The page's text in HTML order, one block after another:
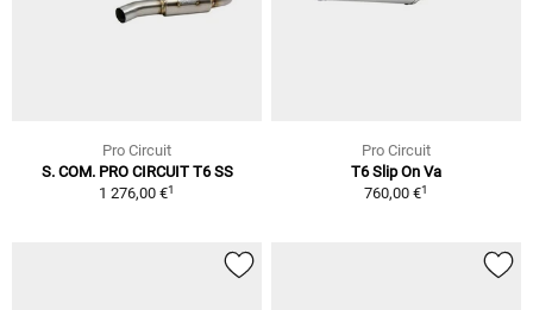
Pro Circuit
S. COM. PRO CIRCUIT T6 SS
1 276,00 €1
Pro Circuit
T6 Slip On Va
760,00 €1